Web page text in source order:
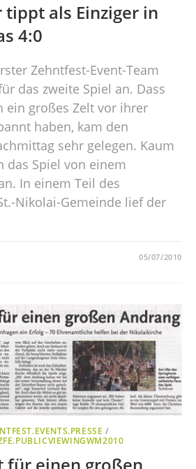
tippt als Einziger in
4:0
Zehntfest-Event-Team
das zweite Spiel an. Dass
ein großes Zelt vor ihrer
haben, kam den
sehr gelegen. Kaum
das Spiel von einem
In einem Teil des
Nikolai-Gemeinde lief der
05/07/2010
/